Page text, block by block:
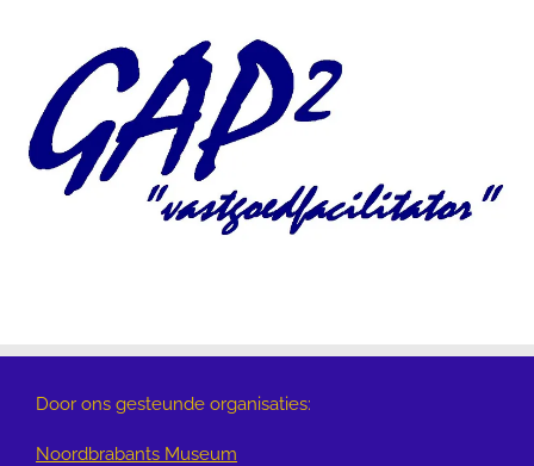
Door ons gesteunde organisaties:
Noordbrabants Museum